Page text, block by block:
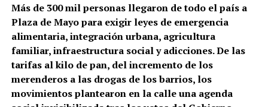
Más de 300 mil personas llegaron de todo el país a
Plaza de Mayo para exigir leyes de emergencia
alimentaria, integración urbana, agricultura
familiar, infraestructura social y adicciones. De las
tarifas al kilo de pan, del incremento de los
merenderos a las drogas de los barrios, los
movimientos plantearon en la calle una agenda